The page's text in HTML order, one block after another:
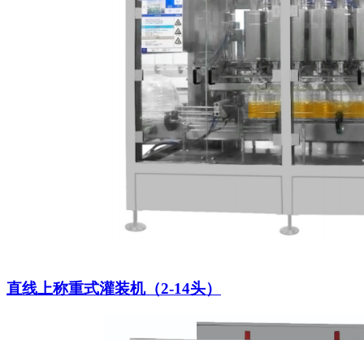
直线上称重式灌装机（2-14头）